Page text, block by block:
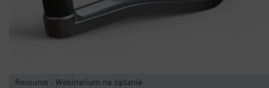
Resource - Webinarium na żądanie